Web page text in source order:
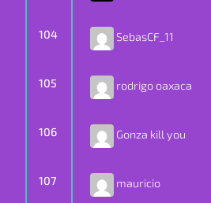
104 SebasCF_11
105 rodrigo oaxaca
106 Gonza kill you
107 mauricio